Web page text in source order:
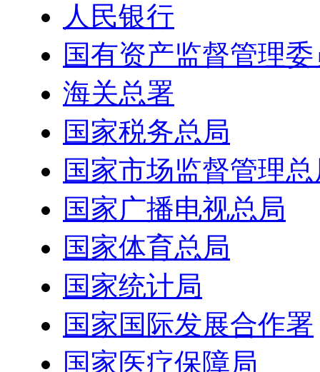
人民银行
国有资产监督管理
海关总署
国家税务总局
国家市场监督管理
国家广播电视总局
国家体育总局
国家统计局
国家国际发展合作署
国家医疗保障局